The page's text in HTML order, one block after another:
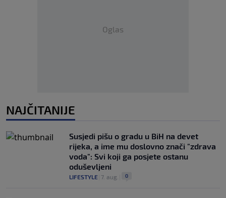
Oglas
NAJČITANIJE
Susjedi pišu o gradu u BiH na devet
rijeka, a ime mu doslovno znači "zdrava
voda": Svi koji ga posjete ostanu
oduševljeni
LIFESTYLE 7. aug. 0